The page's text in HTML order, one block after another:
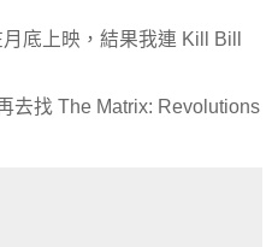
底上映，結果我連 Kill Bill
去找 The Matrix: Revolutions